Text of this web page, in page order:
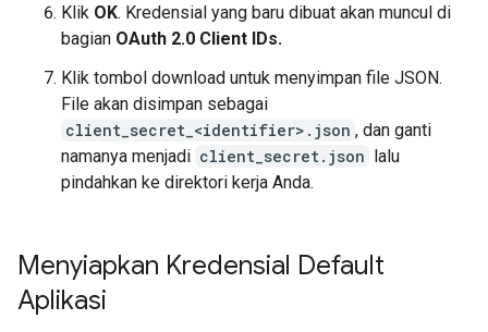
Klik OK. Kredensial yang baru dibuat akan muncul di
bagian OAuth 2.0 Client IDs.
Klik tombol download untuk menyimpan file JSON.
File akan disimpan sebagai
client_secret_<identifier>.json , dan ganti
namanya menjadi client_secret.json lalu
pindahkan ke direktori kerja Anda.
Menyiapkan Kredensial Default
Aplikasi